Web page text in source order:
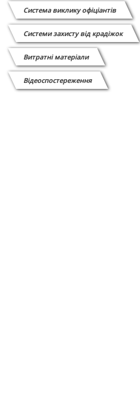
Cистема виклику офіціантів
Системи захисту від крадіжок
Витратні матеріали
Відеоспостереження